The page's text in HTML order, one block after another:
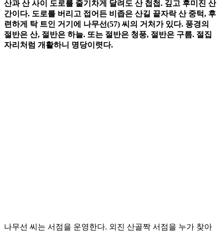
산과 산 사이 도로를 줄기차게 달려도 산 첩첩. 깊고 후미진 산
간이다. 도로를 버리고 접어든 비좁은 산길 끝자락 산 중턱, 후
련하게 탁 트인 거기에 나무선(57) 씨의 거처가 있다. 풍경의
절반은 산, 절반은 하늘. 또는 절반은 청풍, 절반은 구름. 절집
자리처럼 개활하니 명당이렷다.
나무선 씨는 서점을 운영한다. 외진 산골짝 서점을 누가 찾아